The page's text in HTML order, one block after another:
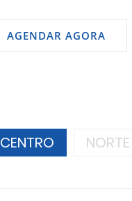
AGENDAR AGORA
CENTRO